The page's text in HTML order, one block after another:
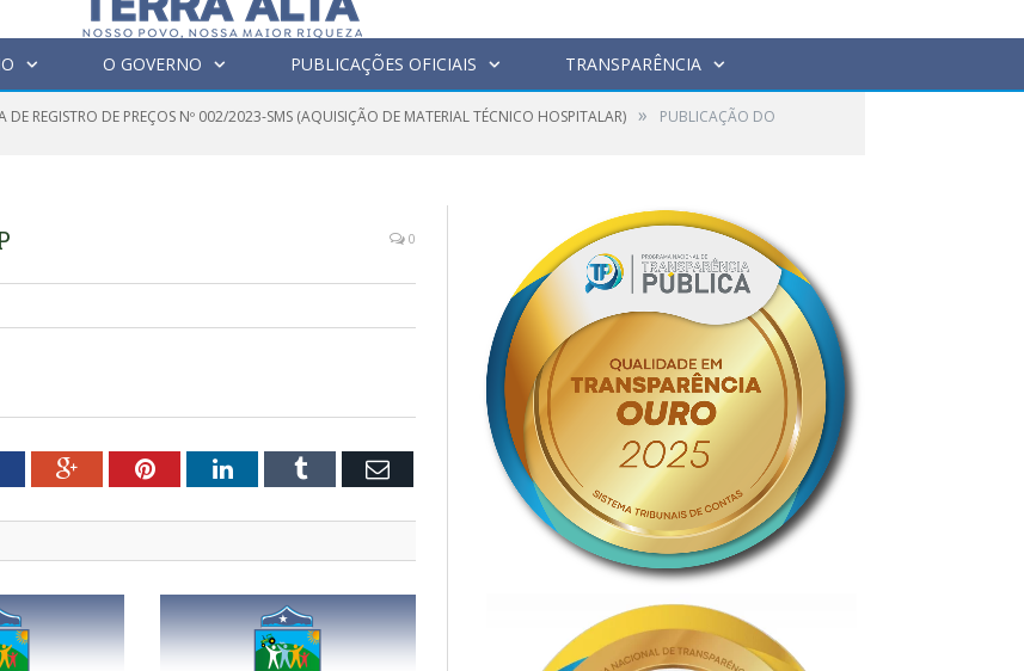
O GOVERNO PUBLICAÇÕES OFICIAIS TRANSPARÊNCIA
DE REGISTRO DE PREÇOS Nº 002/2023-SMS (AQUISIÇÃO DE MATERIAL TÉCNICO HOSPITALAR) » PUBLICAÇÃO DO
0
Google+PinterestLinkedInTumblr Email